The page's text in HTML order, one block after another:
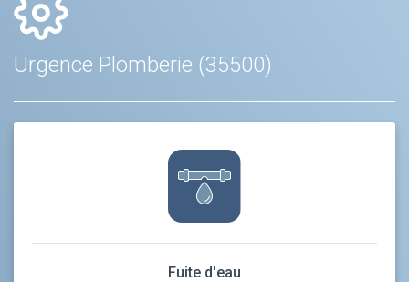
Urgence Plomberie (35500)
Fuite d'eau